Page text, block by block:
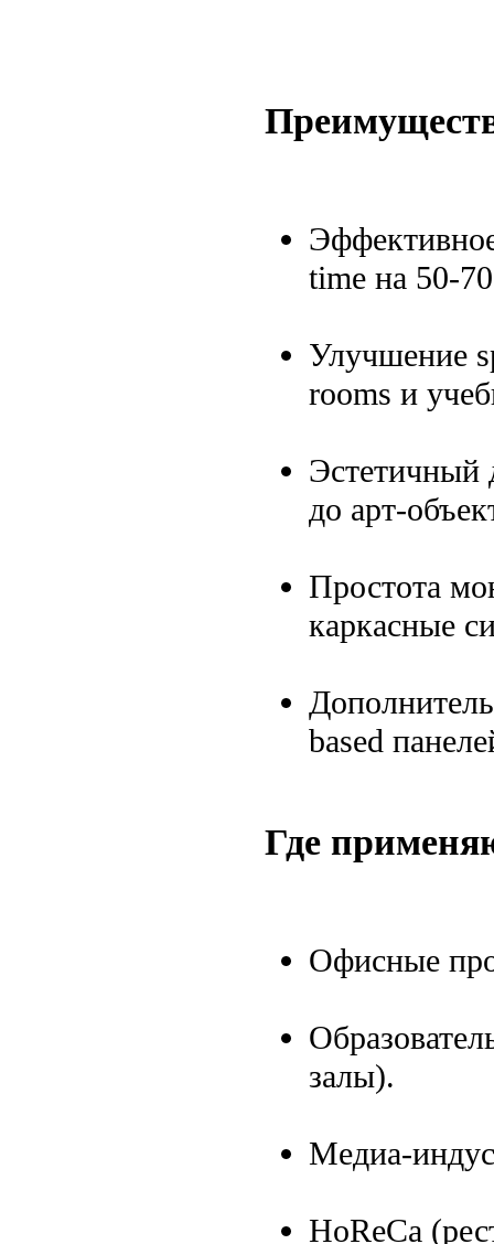
time на 50-
Улучшение
rooms и
Эстетичный
до арт-
Простота
каркасные
based
Где
Офисные
залы).
Медиа-
HoReCa